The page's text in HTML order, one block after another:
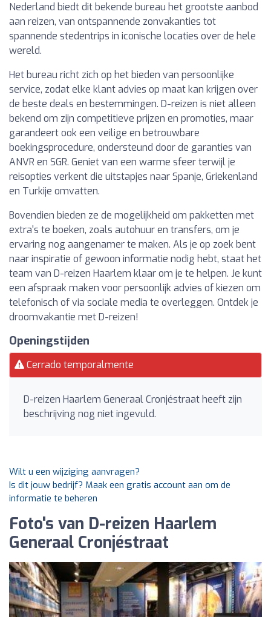
Nederland biedt dit bekende bureau het grootste aanbod
aan reizen, van ontspannende zonvakanties tot
spannende stedentrips in iconische locaties over de hele
wereld.
Het bureau richt zich op het bieden van persoonlijke
service, zodat elke klant advies op maat kan krijgen over
de beste deals en bestemmingen. D-reizen is niet alleen
bekend om zijn competitieve prijzen en promoties, maar
garandeert ook een veilige en betrouwbare
boekingsprocedure, ondersteund door de garanties van
ANVR en SGR. Geniet van een warme sfeer terwijl je
reisopties verkent die uitstapjes naar Spanje, Griekenland
en Turkije omvatten.
Bovendien bieden ze de mogelijkheid om pakketten met
extra's te boeken, zoals autohuur en transfers, om je
ervaring nog aangenamer te maken. Als je op zoek bent
naar inspiratie of gewoon informatie nodig hebt, staat het
team van D-reizen Haarlem klaar om je te helpen. Je kunt
een afspraak maken voor persoonlijk advies of kiezen om
telefonisch of via sociale media te overleggen. Ontdek je
droomvakantie met D-reizen!
Openingstijden
Cerrado temporalmente
D-reizen Haarlem Generaal Cronjéstraat heeft zijn
beschrijving nog niet ingevuld.
Wilt u een wijziging aanvragen?
Is dit jouw bedrijf? Maak een gratis account aan om de
informatie te beheren
Foto's van D-reizen Haarlem
Generaal Cronjéstraat